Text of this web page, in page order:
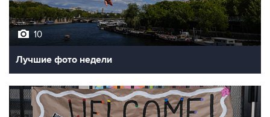
10
Лучшие фото недели